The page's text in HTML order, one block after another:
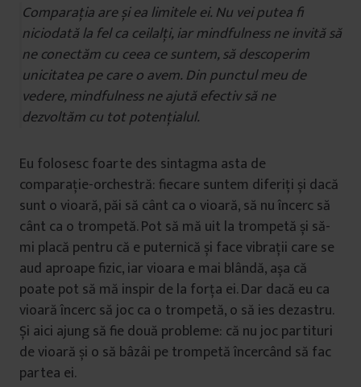
Comparația are și ea limitele ei. Nu vei putea fi
niciodată la fel ca ceilalți, iar mindfulness ne invită să
ne conectăm cu ceea ce suntem, să descoperim
unicitatea pe care o avem. Din punctul meu de
vedere, mindfulness ne ajută efectiv să ne
dezvoltăm cu tot potențialul.
Eu folosesc foarte des sintagma asta de
comparație-orchestră: fiecare suntem diferiți și dacă
sunt o vioară, păi să cânt ca o vioară, să nu încerc să
cânt ca o trompetă. Pot să mă uit la trompetă și să-
mi placă pentru că e puternică și face vibrații care se
aud aproape fizic, iar vioara e mai blândă, așa că
poate pot să mă inspir de la forța ei. Dar dacă eu ca
vioară încerc să joc ca o trompetă, o să ies dezastru.
Și aici ajung să fie două probleme: că nu joc partituri
de vioară și o să bâzâi pe trompetă încercând să fac
partea ei.